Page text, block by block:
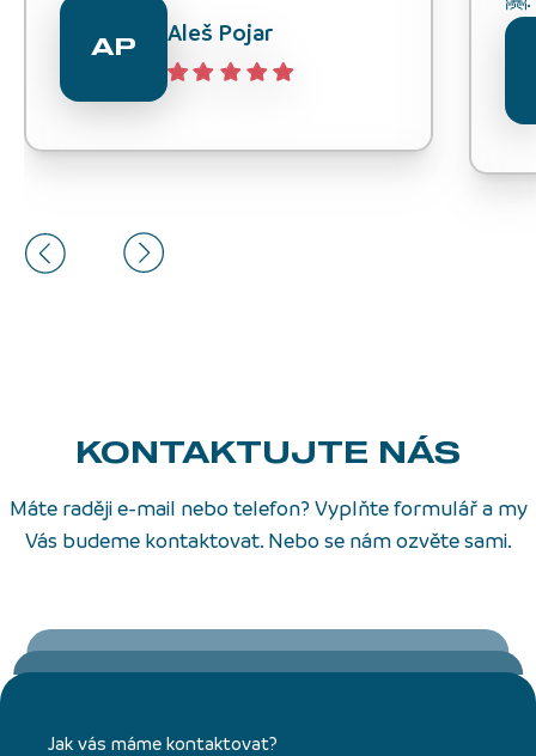
AP Aleš Pojar
KONTAKTUJTE NÁS
Máte raději e-mail nebo telefon? Vyplňte formulář a my
Vás budeme kontaktovat. Nebo se nám ozvěte sami.
Jak vás máme kontaktovat?